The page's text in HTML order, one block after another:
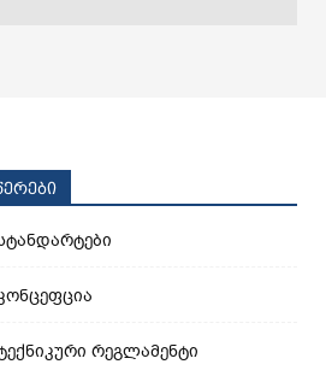
რეგლამენტი